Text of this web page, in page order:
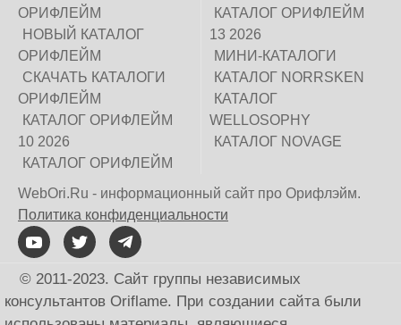
ОРИФЛЕЙМ
НОВЫЙ КАТАЛОГ
ОРИФЛЕЙМ
СКАЧАТЬ КАТАЛОГИ
ОРИФЛЕЙМ
КАТАЛОГ ОРИФЛЕЙМ
10 2026
КАТАЛОГ ОРИФЛЕЙМ
КАТАЛОГ ОРИФЛЕЙМ
13 2026
МИНИ-КАТАЛОГИ
КАТАЛОГ NORRSKEN
КАТАЛОГ
WELLOSOPHY
КАТАЛОГ NOVAGE
WebOri.Ru - информационный сайт про Орифлэйм.
Политика конфиденциальности
© 2011-2023. Сайт группы независимых
консультантов Oriflame. При создании сайта были